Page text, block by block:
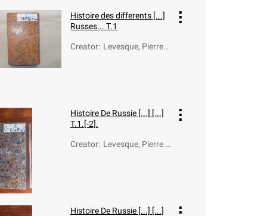
Histoire des differents [...]
Russes... T.1
Creator: Levesque, Pierre-
Histoire De Russie [...] [...]
T.1.[-2].
Creator: Levesque, Pierre C
Histoire De Russie [...] [...]